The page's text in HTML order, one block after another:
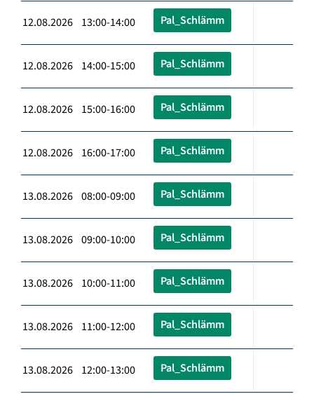
12.08.2026 13:00-14:00 Pal_Schlämm
12.08.2026 14:00-15:00 Pal_Schlämm
12.08.2026 15:00-16:00 Pal_Schlämm
12.08.2026 16:00-17:00 Pal_Schlämm
13.08.2026 08:00-09:00 Pal_Schlämm
13.08.2026 09:00-10:00 Pal_Schlämm
13.08.2026 10:00-11:00 Pal_Schlämm
13.08.2026 11:00-12:00 Pal_Schlämm
13.08.2026 12:00-13:00 Pal_Schlämm